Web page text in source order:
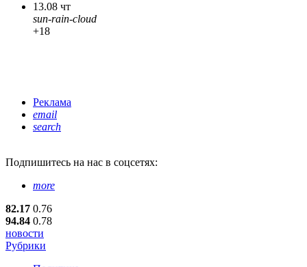
13.08 чт
sun-rain-cloud
+18
Реклама
email
search
Подпишитесь на нас в соцсетях:
more
82.17 0.76
94.84 0.78
новости
Рубрики